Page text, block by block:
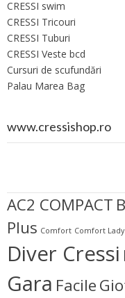
CRESSI swim
CRESSI Tricouri
CRESSI Tuburi
CRESSI Veste bcd
Cursuri de scufundări
Palau Marea Bag
www.cressishop.ro
AC2 COMPACT
Plus Comfort Comfort Lady
Diver Cressi
Gara Facile